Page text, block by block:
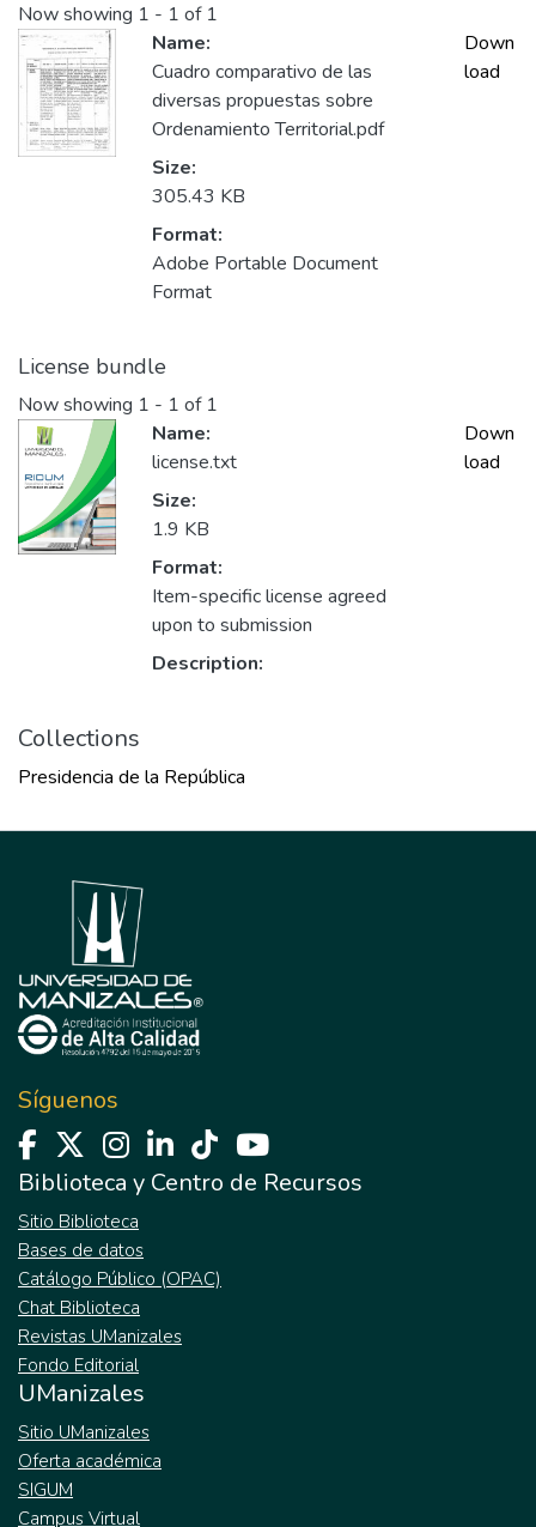
Now showing 1 - 1 of 1
Name:
Cuadro comparativo de las
diversas propuestas sobre
Ordenamiento Territorial.pdf
Size:
305.43 KB
Format:
Adobe Portable Document
Format
Down
load
License bundle
Now showing 1 - 1 of 1
Name:
license.txt
Size:
1.9 KB
Format:
Item-specific license agreed
upon to submission
Description:
Down
load
Collections
Presidencia de la República
Síguenos
Biblioteca y Centro de Recursos
Sitio Biblioteca
Bases de datos
Catálogo Público (OPAC)
Chat Biblioteca
Revistas UManizales
Fondo Editorial
UManizales
Sitio UManizales
Oferta académica
SIGUM
Campus Virtual